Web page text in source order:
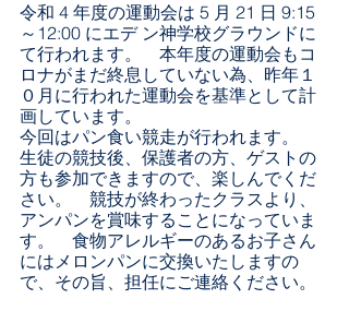
令和 4 年度の運動会は 5 月 21 日 9:15
～12:00 にエデ ン神学校グラウンドに
て行われます。　本年度の運動会もコ
ロナがまだ終息していない為、昨年１
０月に行われた運動会を基準として計
画しています。
今回はパン食い競走が行われます。
生徒の競技後、保護者の方、ゲストの
方も参加できますので、楽しんでくだ
さい。　競技が終わったクラスより、
アンパンを賞味することになっていま
す。　食物アレルギーのあるお子さん
にはメロンパンに交換いたしますの
で、その旨、担任にご連絡ください。